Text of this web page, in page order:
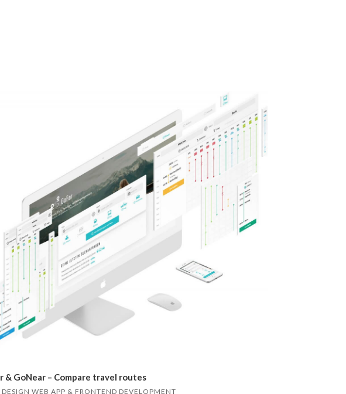
& GoNear – Compare travel routes
WEB APP & FRONTEND DEVELOPMENT